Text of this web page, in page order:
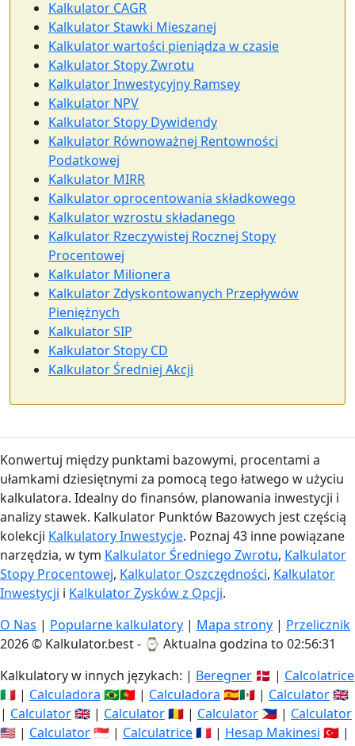
Kalkulator CAGR
Kalkulator Stawki Mieszanej
Kalkulator wartości pieniądza w czasie
Kalkulator Stopy Zwrotu
Kalkulator Inwestycyjny Ramsey
Kalkulator NPV
Kalkulator Stopy Dywidendy
Kalkulator Równoważnej Rentowności
Podatkowej
Kalkulator MIRR
Kalkulator oprocentowania składkowego
Kalkulator wzrostu składanego
Kalkulator Rzeczywistej Rocznej Stopy
Procentowej
Kalkulator Milionera
Kalkulator Zdyskontowanych Przepływów
Pieniężnych
Kalkulator SIP
Kalkulator Stopy CD
Kalkulator Średniej Akcji
Konwertuj między punktami bazowymi, procentami a
ułamkami dziesiętnymi za pomocą tego łatwego w użyciu
kalkulatora. Idealny do finansów, planowania inwestycji i
analizy stawek. Kalkulator Punktów Bazowych jest częścią
kolekcji Kalkulatory Inwestycje. Poznaj 43 inne powiązane
narzędzia, w tym Kalkulator Średniego Zwrotu, Kalkulator
Stopy Procentowej, Kalkulator Oszczędności, Kalkulator
Inwestycji i Kalkulator Zysków z Opcji.
O Nas | Popularne kalkulatory | Mapa strony | Przelicznik
2026 © Kalkulator.best - ⌚ Aktualna godzina to 02:56:31
Kalkulatory w innych językach: | Beregner 🇩🇰 | Calcolatrice
🇮🇹 | Calculadora 🇧🇷🇵🇹 | Calculadora 🇪🇸🇲🇽 | Calculator🇬🇧
| Calculator🇬🇧 | Calculator🇷🇴 | Calculator 🇵🇭 | Calculator
🇺🇸 | Calculator🇸🇬 | Calculatrice🇫🇷 | Hesap Makinesi 🇹🇷 |